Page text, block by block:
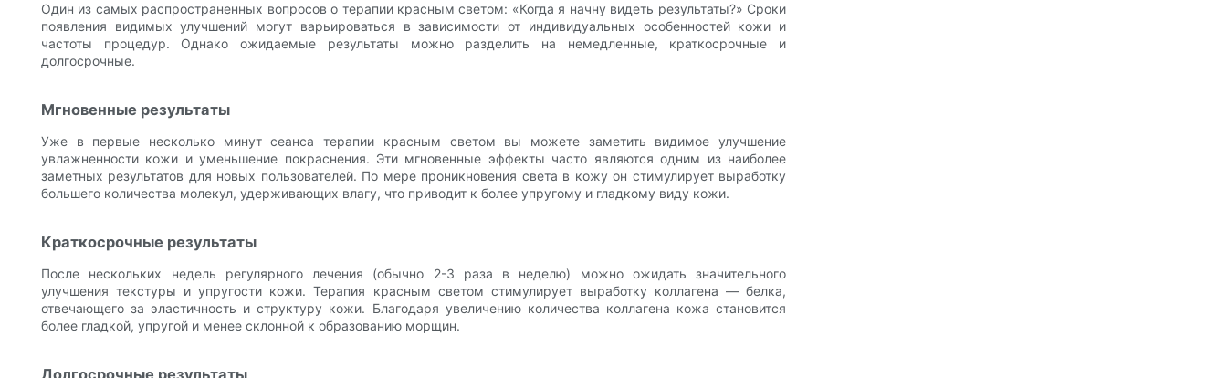
Один из самых распространенных вопросов о терапии красным светом: «Когда я начну видеть результаты?» Сроки
появления видимых улучшений могут варьироваться в зависимости от индивидуальных особенностей кожи и
частоты процедур. Однако ожидаемые результаты можно разделить на немедленные, краткосрочные и
долгосрочные.
Мгновенные результаты
Уже в первые несколько минут сеанса терапии красным светом вы можете заметить видимое улучшение
увлажненности кожи и уменьшение покраснения. Эти мгновенные эффекты часто являются одним из наиболее
заметных результатов для новых пользователей. По мере проникновения света в кожу он стимулирует выработку
большего количества молекул, удерживающих влагу, что приводит к более упругому и гладкому виду кожи.
Краткосрочные результаты
После нескольких недель регулярного лечения (обычно 2-3 раза в неделю) можно ожидать значительного
улучшения текстуры и упругости кожи. Терапия красным светом стимулирует выработку коллагена — белка,
отвечающего за эластичность и структуру кожи. Благодаря увеличению количества коллагена кожа становится
более гладкой, упругой и менее склонной к образованию морщин.